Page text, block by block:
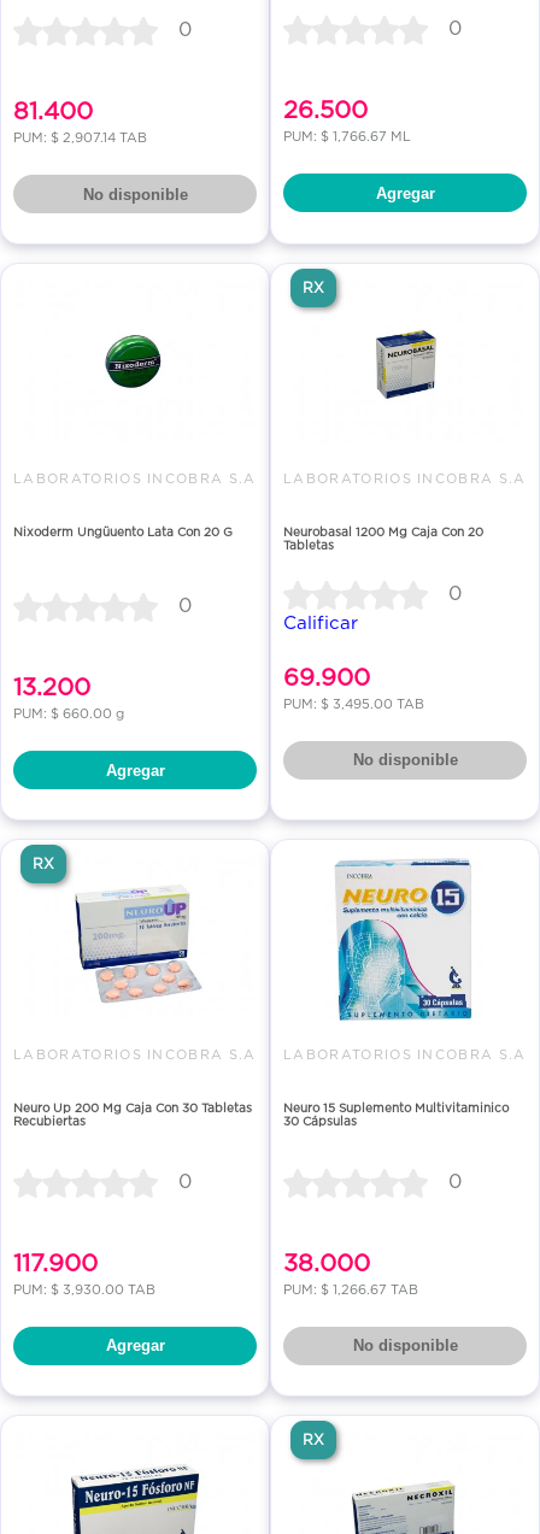
0
81.400
PUM: $ 2,907.14 TAB
No disponible
0
26.500
PUM: $ 1,766.67 ML
Agregar
LABORATORIOS INCOBRA S.A
Nixoderm Ungüuento Lata Con 20 G
0
13.200
PUM: $ 660.00 g
Agregar
LABORATORIOS INCOBRA S.A
Neurobasal 1200 Mg Caja Con 20
Tabletas
0
Calificar
69.900
PUM: $ 3,495.00 TAB
No disponible
RX
LABORATORIOS INCOBRA S.A
Neuro Up 200 Mg Caja Con 30 Tabletas
Recubiertas
0
117.900
PUM: $ 3,930.00 TAB
Agregar
RX
LABORATORIOS INCOBRA S.A
Neuro 15 Suplemento Multivitaminico
30 Cápsulas
0
38.000
PUM: $ 1,266.67 TAB
No disponible
RX